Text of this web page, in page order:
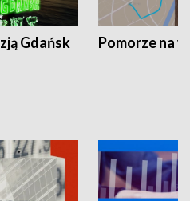
Gdańsk Pomorze na